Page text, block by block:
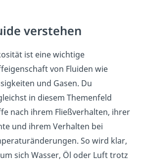
verstehen
ist eine wichtige
von Fluiden wie
und Gasen. Du
in diesem Themenfeld
nach ihrem Fließverhalten, ihrer
und ihrem Verhalten bei
So wird klar,
sich Wasser, Öl oder Luft trotz